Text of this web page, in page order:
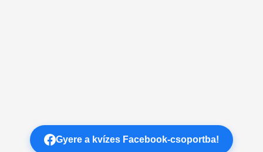
Gyere a kvízes Facebook-csoportba!